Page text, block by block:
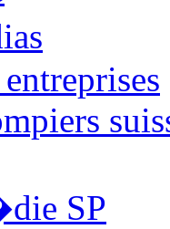
SP